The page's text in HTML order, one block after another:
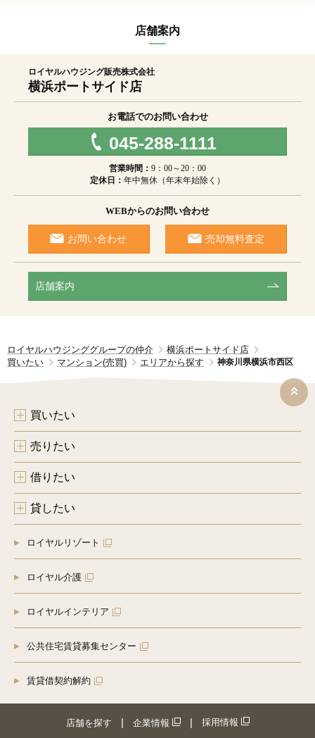
店舗案内
ロイヤルハウジング販売株式会社
横浜ポートサイド店
お電話でのお問い合わせ
045-288-1111
営業時間： 9：00～20：00
定休日： 年中無休（年末年始除く）
WEBからのお問い合わせ
お問い合わせ 売却無料査定
店舗案内
ロイヤルハウジンググループの仲介
横浜ポートサイド店
買いたい
マンション(売買) エリアから探す 神奈川県横浜市西区
買いたい
売りたい
借りたい
貸したい
ロイヤルリゾート
ロイヤル介護
ロイヤルインテリア
公共住宅賃貸募集センター
賃貸借契約解約
店舗を探す 企業情報
採用情報